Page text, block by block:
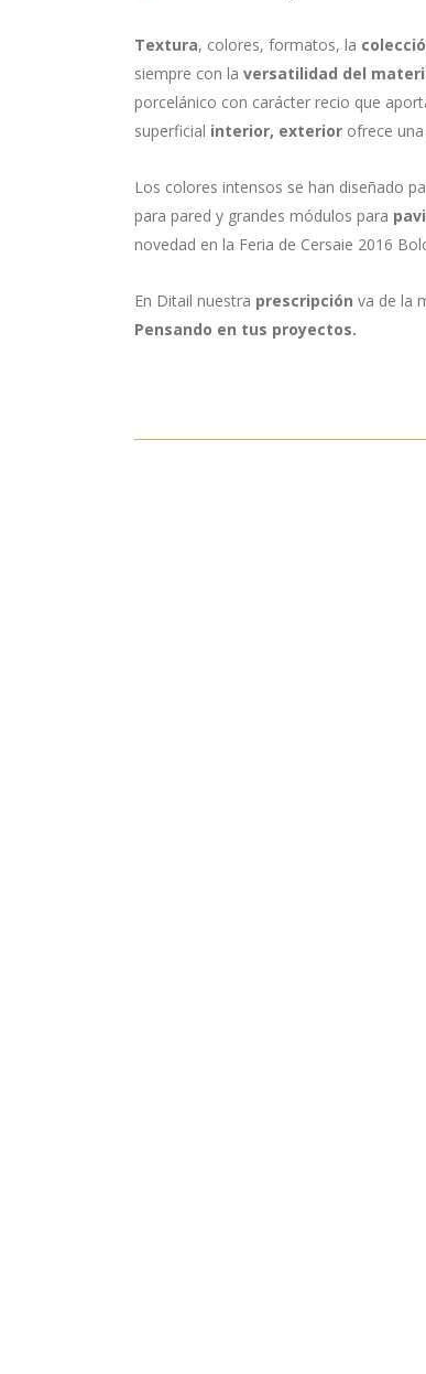
Textura, colores, formatos, la
siempre con la versatilidad del
porcelánico con carácter recio que
superficial interior, exterior ofrece
Los colores intensos se han diseñado
para pared y grandes módulos para
novedad en la Feria de Cersaie 2016
En Ditail nuestra prescripción va de la
Pensando en tus proyectos.